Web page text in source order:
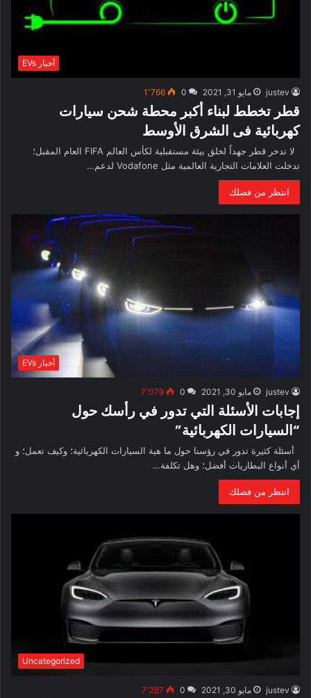
أخبار EVs
justev مايو 31, 2021 0 1٬766
قطر تخطط لبناء أكبر محطة شحن سيارات
كهربائية فى الشرق الأوسط
لا تدخر قطر جهداً لخلق بيئة مستقبلية لكأس العالم FIFA العام المقبل؛
تدخلت العلامات التجارية العالمية مثل Vodafone لدعم…
انتظر من فضلك
أخبار EVs
justev مايو 30, 2021 0 7٬079
إجابات الأسئلة التي تدور في رأسك حول
“السيارات الكهربائية”
أسئلة كثيرة تدور في رؤسنا حول ما هية السيارات الكهربائية؛ وكيف تعمل؛ و
أي أنواع البطاريات أفضل؛ وهل تكلفة…
انتظر من فضلك
Uncategorized
justev مايو 30, 2021 0 7٬287